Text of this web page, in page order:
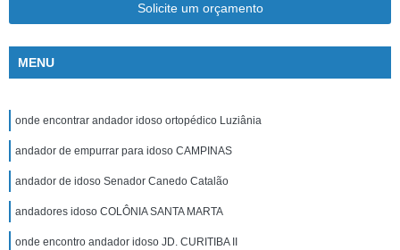
Solicite um orçamento
MENU
onde encontrar andador idoso ortopédico Luziânia
andador de empurrar para idoso CAMPINAS
andador de idoso Senador Canedo Catalão
andadores idoso COLÔNIA SANTA MARTA
onde encontro andador idoso JD. CURITIBA II